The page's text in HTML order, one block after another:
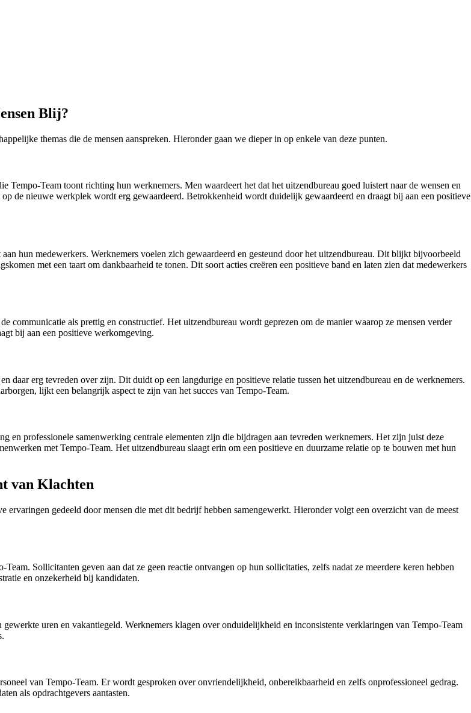
Blij?
themas die de mensen aanspreken. Hieronder gaan we dieper in op enkele van deze punten.
Tempo-Team toont richting hun werknemers. Men waardeert het dat het uitzendbureau goed luistert naar de wensen en
de nieuwe werkplek wordt erg gewaardeerd. Betrokkenheid wordt duidelijk gewaardeerd en draagt bij aan een positieve
hun medewerkers. Werknemers voelen zich gewaardeerd en gesteund door het uitzendbureau. Dit blijkt bijvoorbeeld
met een taart om dankbaarheid te tonen. Dit soort acties creëren een positieve band en laten zien dat medewerkers
communicatie als prettig en constructief. Het uitzendbureau wordt geprezen om de manier waarop ze mensen verder
bij aan een positieve werkomgeving.
daar erg tevreden over zijn. Dit duidt op een langdurige en positieve relatie tussen het uitzendbureau en de werknemers.
lijkt een belangrijk aspect te zijn van het succes van Tempo-Team.
professionele samenwerking centrale elementen zijn die bijdragen aan tevreden werknemers. Het zijn juist deze
met Tempo-Team. Het uitzendbureau slaagt erin om een positieve en duurzame relatie op te bouwen met hun
van Klachten
ervaringen gedeeld door mensen die met dit bedrijf hebben samengewerkt. Hieronder volgt een overzicht van de meest
Sollicitanten geven aan dat ze geen reactie ontvangen op hun sollicitaties, zelfs nadat ze meerdere keren hebben
en onzekerheid bij kandidaten.
uren en vakantiegeld. Werknemers klagen over onduidelijkheid en inconsistente verklaringen van Tempo-Team
van Tempo-Team. Er wordt gesproken over onvriendelijkheid, onbereikbaarheid en zelfs onprofessioneel gedrag.
als opdrachtgevers aantasten.